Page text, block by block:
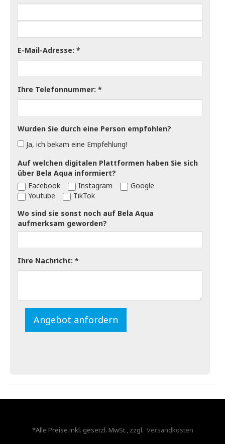
E-Mail-Adresse:
Ihre Telefonnummer:
Wurden Sie durch eine Person empfohlen?
Ja, ich bekam eine Empfehlung!
Auf welchen digitalen Plattformen haben Sie sich
über Bela Aqua informiert?
Facebook
Instagram
Google
Youtube
TikTok
Wo sind sie sonst noch auf Bela Aqua
aufmerksam geworden?
Ihre Nachricht:
Angebot anfordern
*Alle Preise inkl. gesetzl. MwSt., zzgl. Versandkosten